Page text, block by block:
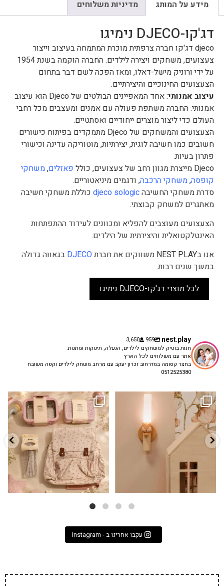
מידע על המותג מדיניות משלוחים
דג'קו-DJECO נימיגו
djeco דג'קו חברה צרפתית מוכרת המתמחה בעיצוב וייצור
צעצועים, משחקים ויצירה לילדים. החברה הוקמה בשנת 1954
על ידי ורוניק מישל-דאלו, ומאז הפכה לשם דבר בתחום
הצעצועים החינוכיים והיצירתיים.
עיצוב אמנותי
: אחד המאפיינים הבולטים של Djeco הוא עיצוב
אמנותי. החברה משתפת פעולה עם אמנים ומעצבים מכל רחבי
העולם כדי ליצור מוצרים ייחודיים ואסתטיים.
הצעצועים והמשחקים של Djeco מתמקדים בפיתוח כישורים
חשובים כמו חשיבה לוגית, יצירתיות, מוטוריקה עדינה וכישורי
פתרון בעיות.
Djeco מייצרת מגוון רחב של צעצועים, כולל
פאזלים,משחקי
קופסה,משחקי הרכבה, ודגמים מיניאטוריים.
סדרת משחקי החשיבהdjeco sologic כוללת משחקי חשיבה
מאתגרים למשחק קבוצתי.
הצעצועים מעוצבים להפליא ומכוונים לעידוד ההתפתחות
האינטלקטואלית והיצירתית של הילדים.
אנו בNEST PLAY משווקים את חברת
DJECO בגאווה גדולה
במשך שנים רבות.
לכל מוצרי דג'קו-DJECO נימיגו
nest.play
959
3,650
חנות בוטיק למשחקים לילדים, הנעלה, תינוקות ומתנות.
אתר עם משלוחים לכל הארץ
בחצר קסומה במדרחוב זכרון יעקב עם מרחב משחק לילדים וקפה משובח
0512525380
✨ חוזרים למסגרת בסטייל! ✨
הקולקציה החדשה...
9 4
גם פריט עיצובי לחדר, גם מנורת לילה
...
3 0
עקבו אחרינו ב - Instagram